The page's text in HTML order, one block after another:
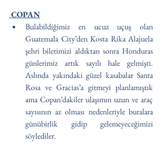
COPAN
Bulabildiğimiz en ucuz uçuş olan
Guatemala City’den Kosta Rika Alajuela
şehri biletimizi aldıktan sonra Honduras
günlerimiz artık sayılı hale gelmişti.
Aslında yakındaki güzel kasabalar Santa
Rosa ve Gracias’a gitmeyi planlamıştık
ama Copan’dakiler ulaşımın uzun ve araç
sayısının az olması nedenleriyle buralara
günübirlik gidip gelemeyeceğimizi
söylediler.